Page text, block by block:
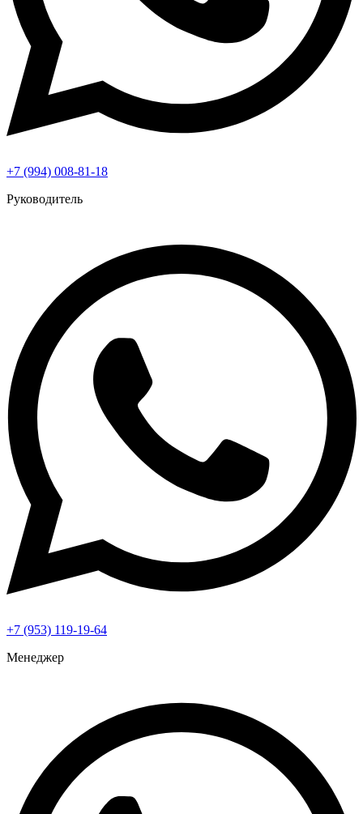
+7 (994) 008-81-18
Руководитель
+7 (953) 119-19-64
Менеджер